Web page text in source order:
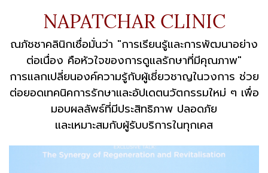
NAPATCHAR CLINIC
ณภัชชาคลินิกเชื่อมั่นว่า "การเรียนรู้และการพัฒนาอย่าง
ต่อเนื่อง คือหัวใจของการดูแลรักษาที่มีคุณภาพ"
การแลกเปลี่ยนองค์ความรู้กับผู้เชี่ยวชาญในวงการ ช่วย
ต่อยอดเทคนิคการรักษาและอัปเดตนวัตกรรมใหม่ ๆ เพื่อ
มอบผลลัพธ์ที่มีประสิทธิภาพ ปลอดภัย
และเหมาะสมกับผู้รับบริการในทุกเคส